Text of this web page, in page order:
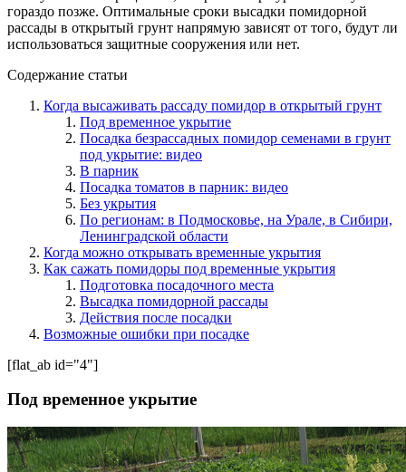
гораздо позже. Оптимальные сроки высадки помидорной
рассады в открытый грунт напрямую зависят от того, будут ли
использоваться защитные сооружения или нет.
Содержание статьи
Когда высаживать рассаду помидор в открытый грунт
Под временное укрытие
Посадка безрассадных помидор семенами в грунт
под укрытие: видео
В парник
Посадка томатов в парник: видео
Без укрытия
По регионам: в Подмосковье, на Урале, в Сибири,
Ленинградской области
Когда можно открывать временные укрытия
Как сажать помидоры под временные укрытия
Подготовка посадочного места
Высадка помидорной рассады
Действия после посадки
Возможные ошибки при посадке
[flat_ab id="4"]
Под временное укрытие